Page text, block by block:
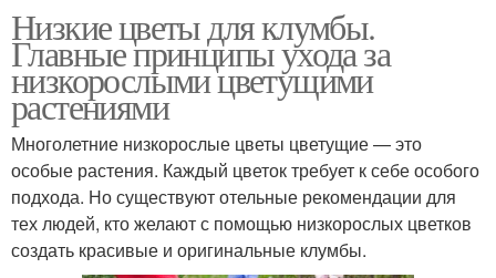
Низкие цветы для клумбы.
Главные принципы ухода за
низкорослыми цветущими
растениями
Многолетние низкорослые цветы цветущие — это
особые растения. Каждый цветок требует к себе особого
подхода. Но существуют отельные рекомендации для
тех людей, кто желают с помощью низкорослых цветков
создать красивые и оригинальные клумбы.